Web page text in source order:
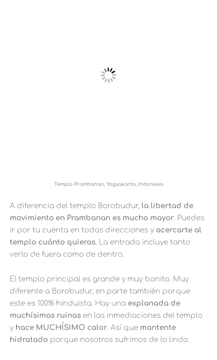
Templo Prambanan, Yogyakarta, Indonesia
A diferencia del templo Borobudur, la libertad de
movimiento en Prambanan es mucho mayor. Puedes
ir por tu cuenta en todas direcciones y acercarte al
templo cuánto quieras. La entrada incluye tanto
verlo de fuera como de dentro.
El templo principal es grande y muy bonito. Muy
diferente a Borobudur, en parte también porque
este es 100% hinduista. Hay una explanada de
muchísimas ruinas en las inmediaciones del templo
y hace MUCHÍSIMO calor. Así que mantente
hidratado porque nosotros sufrimos de lo lindo.